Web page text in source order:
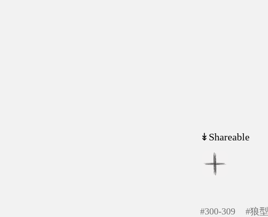
↡Shareable
#300-309 #狼型